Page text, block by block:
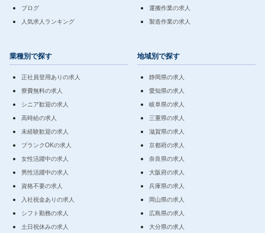
ブログ
人気求人ランキング
運搬作業の求人
製造作業の求人
業種別で探す
正社員登用ありの求人
寮費無料の求人
シニア歓迎の求人
高時給の求人
未経験歓迎の求人
ブランクOKの求人
女性活躍中の求人
男性活躍中の求人
資格不要の求人
入社祝金ありの求人
シフト勤務の求人
土日祝休みの求人
地域別で探す
静岡県の求人
愛知県の求人
岐阜県の求人
三重県の求人
滋賀県の求人
京都府の求人
奈良県の求人
大阪府の求人
兵庫県の求人
岡山県の求人
広島県の求人
大分県の求人